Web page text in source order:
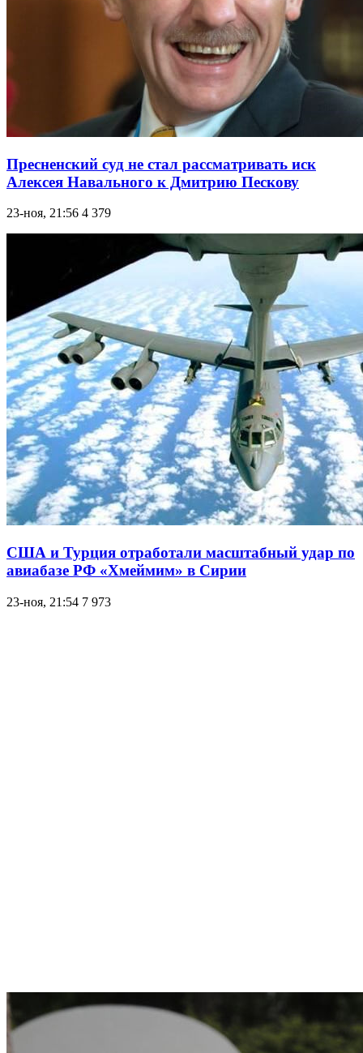
Пресненский суд не стал рассматривать иск
Алексея Навального к Дмитрию Пескову
23-ноя, 21:56 4 379
США и Турция отработали масштабный удар по
авиабазе РФ «Хмеймим» в Сирии
23-ноя, 21:54 7 973